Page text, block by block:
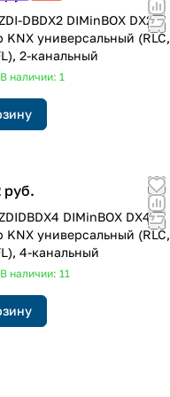
DBDX2 DIMinBOX DX2 /
универсальный (RLC,
2-канальный
В наличии: 1
руб.
DIMinBOX DX4 /
универсальный (RLC,
4-канальный
В наличии: 11